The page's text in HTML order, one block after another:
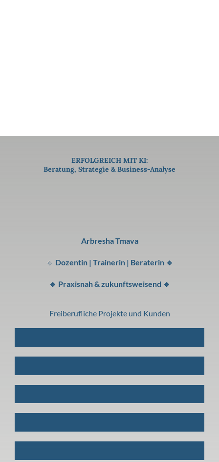
ERFOLGREICH MIT KI:
Beratung, Strategie & Business-Analyse
Arbresha Tmava
🔹 Dozentin | Trainerin | Beraterin 🔹
🔹 Praxisnah & zukunftsweisend 🔹
Freiberufliche Projekte und Kunden